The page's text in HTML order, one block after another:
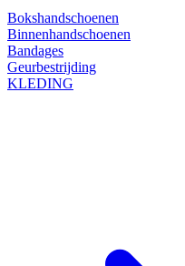
Bokshandschoenen
Binnenhandschoenen
Bandages
Geurbestrijding
KLEDING